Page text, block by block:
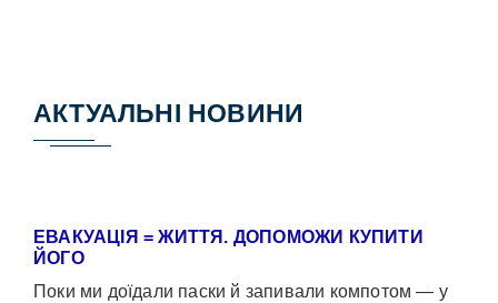
АКТУАЛЬНІ НОВИНИ
ЕВАКУАЦІЯ = ЖИТТЯ. ДОПОМОЖИ КУПИТИ
ЙОГО
Поки ми доїдали паски й запивали компотом — у